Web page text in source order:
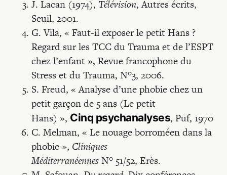
J. Lacan (1974), Télévision, Autres écrits,
Seuil, 2001.
G. Vila, « Faut-il exposer le petit Hans ?
Regard sur les TCC du Trauma et de l’ESPT
chez l’enfant », Revue francophone du
Stress et du Trauma, N°3, 2006.
S. Freud, « Analyse d’une phobie chez un
petit garçon de 5 ans (Le petit
Hans) », Cinq psychanalyses, Puf, 1970
C. Melman, « Le nouage borroméen dans la
phobie », Cliniques
MéditerranéennesN° 51/52, Erès.